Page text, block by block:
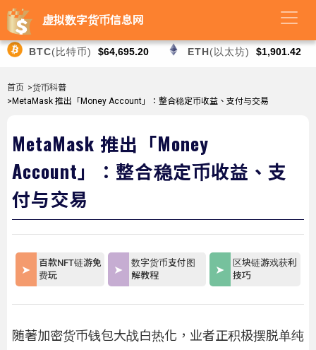
虚拟数字货币信息网
BTC(比特币) $64,695.20 ETH(以太坊) $1,901.42
首页 >货币科普
>MetaMask 推出「Money Account」：整合稳定币收益、支付与交易
MetaMask 推出「Money
Account」：整合稳定币收益、支
付与交易
百款NFT链游免
费玩
数字货币支付图
解教程
区块链游戏获利
技巧
随著加密货币钱包大战白热化，业者正积极摆脱单纯